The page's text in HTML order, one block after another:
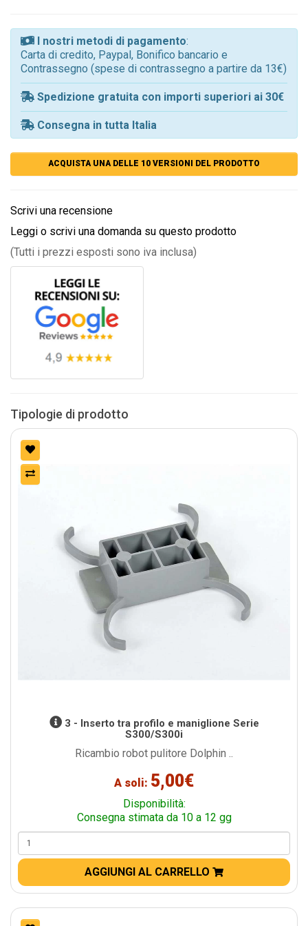
I nostri metodi di pagamento:
Carta di credito, Paypal, Bonifico bancario e
Contrassegno (spese di contrassegno a partire da 13€)
Spedizione gratuita con importi superiori ai 30€
Consegna in tutta Italia
ACQUISTA UNA DELLE 10 VERSIONI DEL PRODOTTO
Scrivi una recensione
Leggi o scrivi una domanda su questo prodotto
(Tutti i prezzi esposti sono iva inclusa)
Tipologie di prodotto
3 - Inserto tra profilo e maniglione Serie
S300/S300i
Ricambio robot pulitore Dolphin ..
A soli: 5,00€
Disponibilità:
Consegna stimata da 10 a 12 gg
AGGIUNGI AL CARRELLO